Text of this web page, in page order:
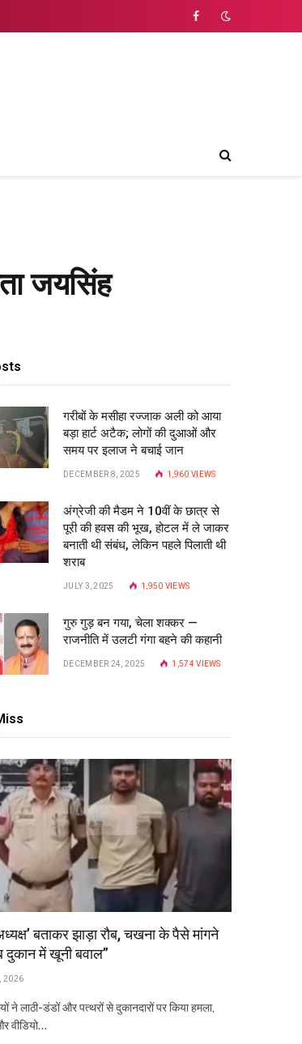
Facebook
जयसिंह
गरीबों के मसीहा रज्‍जाक अली को आया
बड़ा हार्ट अटैक; लोगों की दुआओं और
समय पर इलाज ने बचाई जान
DECEMBER 8, 2025 1,960 VIEWS
अंग्रेजी की मैडम ने 10वीं के छात्र से
पूरी की हवस की भूख, होटल में ले जाकर
बनाती थी संबंध, लेकिन पहले पिलाती थी
शराब
JULY 3, 2025 1,950 VIEWS
गुरु गुड़ बन गया, चेला शक्कर —
राजनीति में उलटी गंगा बहने की कहानी
DECEMBER 24, 2025 1,574VIEWS
बताकर झाड़ा रौब, चखना के पैसे मांगने
दुकान में खूनी बवाल”
2026
ने लाठी-डंडों और पत्थरों से दुकानदारों पर किया हमला,
वीडियो…